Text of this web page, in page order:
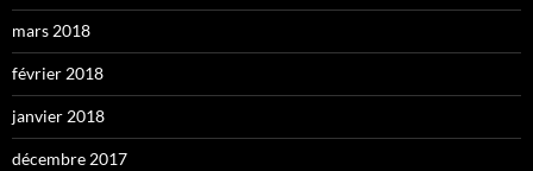
mars 2018
février 2018
janvier 2018
décembre 2017